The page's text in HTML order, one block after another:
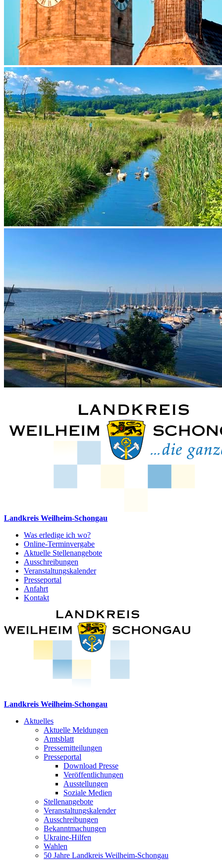
Landkreis Weilheim-Schongau
Was erledige ich wo?
Online-Terminvergabe
Aktuelle Stellenangebote
Ausschreibungen
Veranstaltungskalender
Presseportal
Anfahrt
Kontakt
Landkreis Weilheim-Schongau
Aktuelles
Aktuelle Meldungen
Amtsblatt
Pressemitteilungen
Presseportal
Download Presse
Veröffentlichungen
Ausstellungen
Soziale Medien
Stellenangebote
Veranstaltungskalender
Ausschreibungen
Bekanntmachungen
Ukraine-Hilfen
Wahlen
50 Jahre Landkreis Weilheim-Schongau